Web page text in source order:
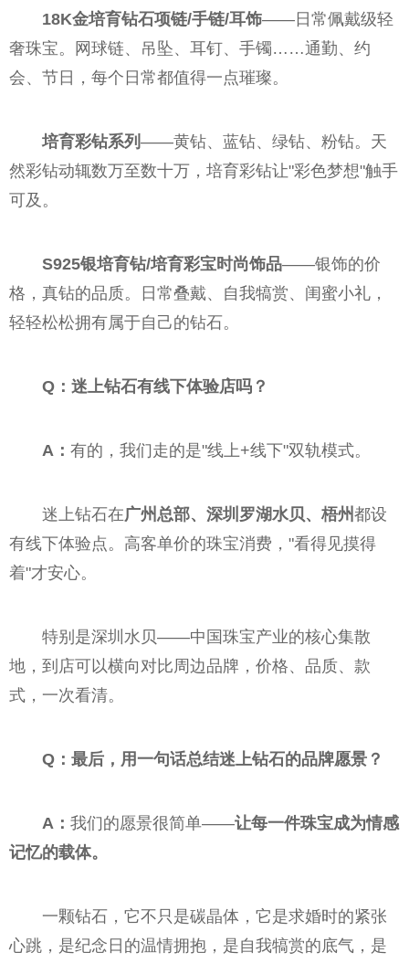
18K金培育钻石项链/手链/耳饰——日常佩戴级轻
奢珠宝。网球链、吊坠、耳钉、手镯……通勤、约
会、节日，每个日常都值得一点璀璨。
培育彩钻系列 ——黄钻、蓝钻、绿钻、粉钻。天
然彩钻动辄数万至数十万，培育彩钻让"彩色梦想"触手
可及。
S925银培育钻/培育彩宝时尚饰品——银饰的价
格，真钻的品质。日常叠戴、自我犒赏、闺蜜小礼，
轻轻松松拥有属于自己的钻石。
Q：迷上钻石有线下体验店吗？
A： 有的，我们走的是"线上+线下"双轨模式。
迷上钻石在广州总部、深圳罗湖水贝、梧州都设
有线下体验点。高客单价的珠宝消费，"看得见摸得
着"才安心。
特别是深圳水贝——中国珠宝产业的核心集散
地，到店可以横向对比周边品牌，价格、品质、款
式，一次看清。
Q：最后，用一句话总结迷上钻石的品牌愿景？
A： 我们的愿景很简单——让每一件珠宝成为情感
记忆的载体。
一颗钻石，它不只是碳晶体，它是求婚时的紧张
心跳，是纪念日的温情拥抱，是自我犒赏的底气，是